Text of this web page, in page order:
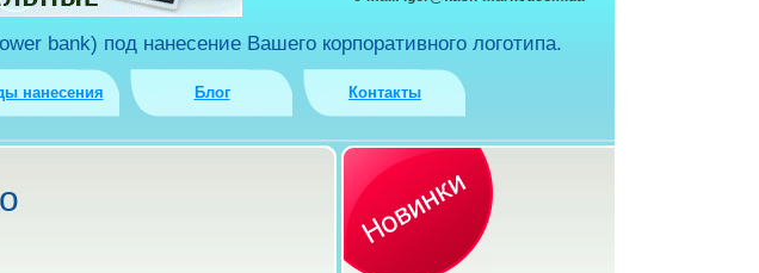
bank) под нанесение Вашего корпоративного логотипа.
нанесения Блог Контакты